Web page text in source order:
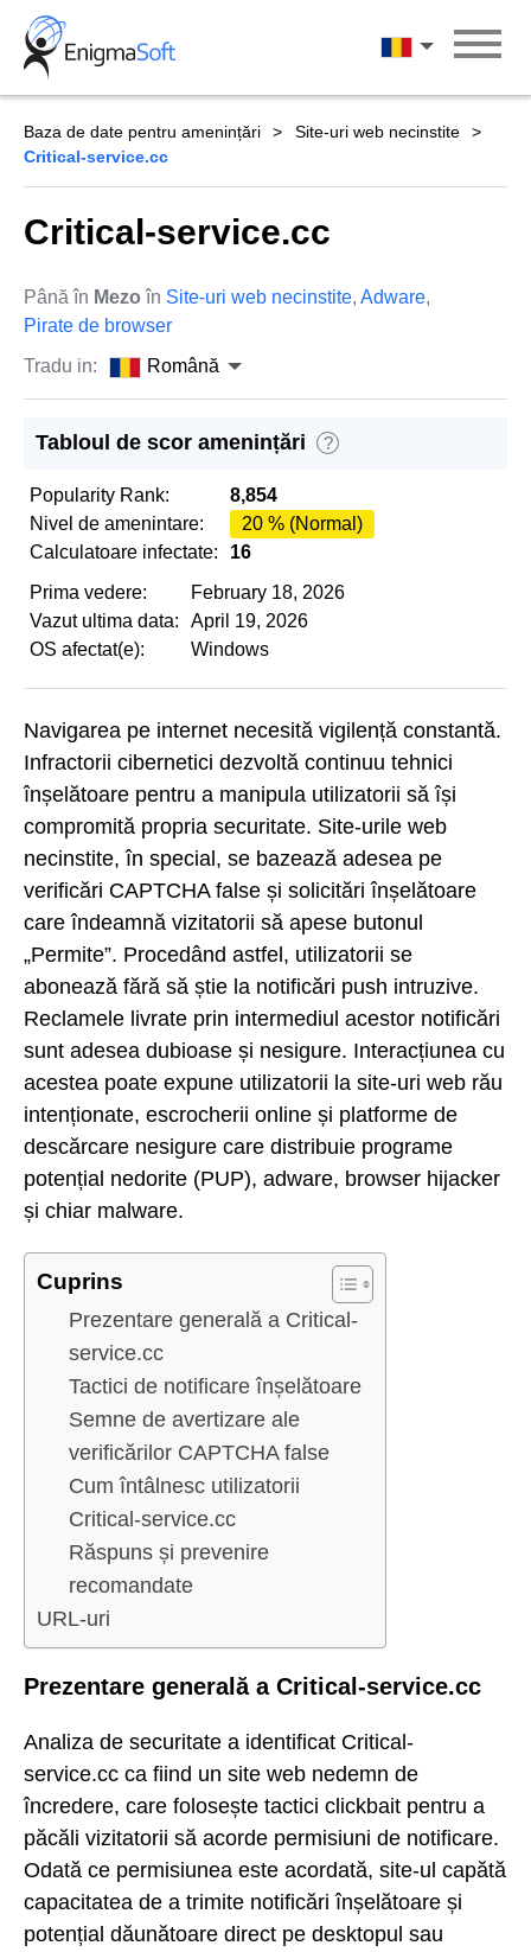
Skip
content
Română
Baza de date pentru amenințări
Site-uri web necinstite
Critical-service.cc
Critical-service.cc
Până în Mezo în Site-uri web necinstite, Adware,
Pirate de browser
Tradu in:
Română
Tabloul de scor amenințări ?
Popularity Rank:
8,854
Nivel de amenintare:
20 % (Normal)
Calculatoare infectate:
16
Prima vedere:
February 18, 2026
Vazut ultima data:
April 19, 2026
OS afectat(e):
Windows
Navigarea pe internet necesită vigilență constantă.
Infractorii cibernetici dezvoltă continuu tehnici
înșelătoare pentru a manipula utilizatorii să își
compromită propria securitate. Site-urile web
necinstite, în special, se bazează adesea pe
verificări CAPTCHA false și solicitări înșelătoare
care îndeamnă vizitatorii să apese butonul
„Permite”. Procedând astfel, utilizatorii se
abonează fără să știe la notificări push intruzive.
Reclamele livrate prin intermediul acestor notificări
sunt adesea dubioase și nesigure. Interacțiunea cu
acestea poate expune utilizatorii la site-uri web rău
intenționate, escrocherii online și platforme de
descărcare nesigure care distribuie programe
potențial nedorite (PUP), adware, browser hijacker
și chiar malware.
Cuprins
Prezentare generală a Critical-
service.cc
Tactici de notificare înșelătoare
Semne de avertizare ale
verificărilor CAPTCHA false
Cum întâlnesc utilizatorii
Critical-service.cc
Răspuns și prevenire
recomandate
URL-uri
Prezentare generală a Critical-service.cc
Analiza de securitate a identificat Critical-
service.cc ca fiind un site web nedemn de
încredere, care folosește tactici clickbait pentru a
păcăli vizitatorii să acorde permisiuni de notificare.
Odată ce permisiunea este acordată, site-ul capătă
capacitatea de a trimite notificări înșelătoare și
potențial dăunătoare direct pe desktopul sau